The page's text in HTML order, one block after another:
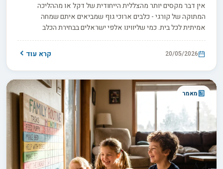
אין דבר מקסים יותר מהצללית הייחודית של דקל או מההליכה
המתוקה של קורגי - כלבים ארוכי גוף שמביאים איתם שמחה
אמיתית לכל בית. כמי שליווינו אלפי ישראלים בבחירת הכלב
המושלם, אנחנו בפינדוג יודעים כמה הרמה יומיומית היא חלק טבעי
מהחיים איתם. האינסטינקט הראשוני שלנו הוא להרים בזריזות, אך
המבנה הייחודי שלהם, ובמיוחד עמוד השדרה הרגיש, מצריך טכניקה
קצת שונה. במדריך הקצר הזה תלמדו בדיוק איך לעשות זאת נכון.
20/05/2026 קרא עוד
מאמר